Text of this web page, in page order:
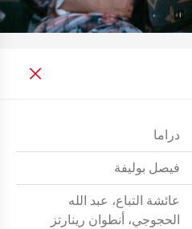
دراما
فيصل بوليفة
عائشة التباع، عبد الله
الحجوجي، أنطوان رينارتز